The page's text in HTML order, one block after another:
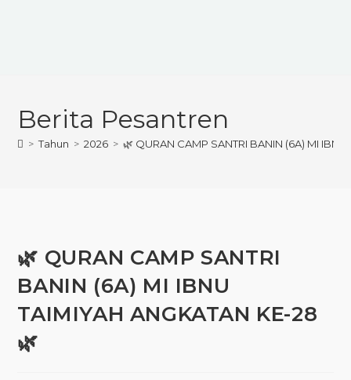
Berita Pesantren
> Tahun > 2026 > 🌿 QURAN CAMP SANTRI BANIN (6A) MI
🌿 QURAN CAMP SANTRI
BANIN (6A) MI IBNU
TAIMIYAH ANGKATAN KE-28
🌿